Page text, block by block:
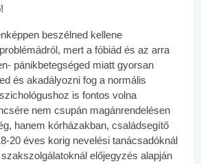
beszélned kellene
mert a fóbiád és az arra
pánikbetegséged miatt gyorsan
és akadályozni fog a normális
is fontos volna
nem csupán magánrendelésen
hanem kórházakban, családsegítő
20 éves korig nevelési tanácsadóknál
előjegyzés alapján